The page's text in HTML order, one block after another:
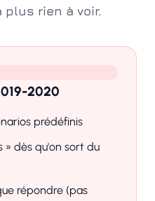
plus rien à voir.
2020
prédéfinis
» dès qu'on sort du
répondre (pas